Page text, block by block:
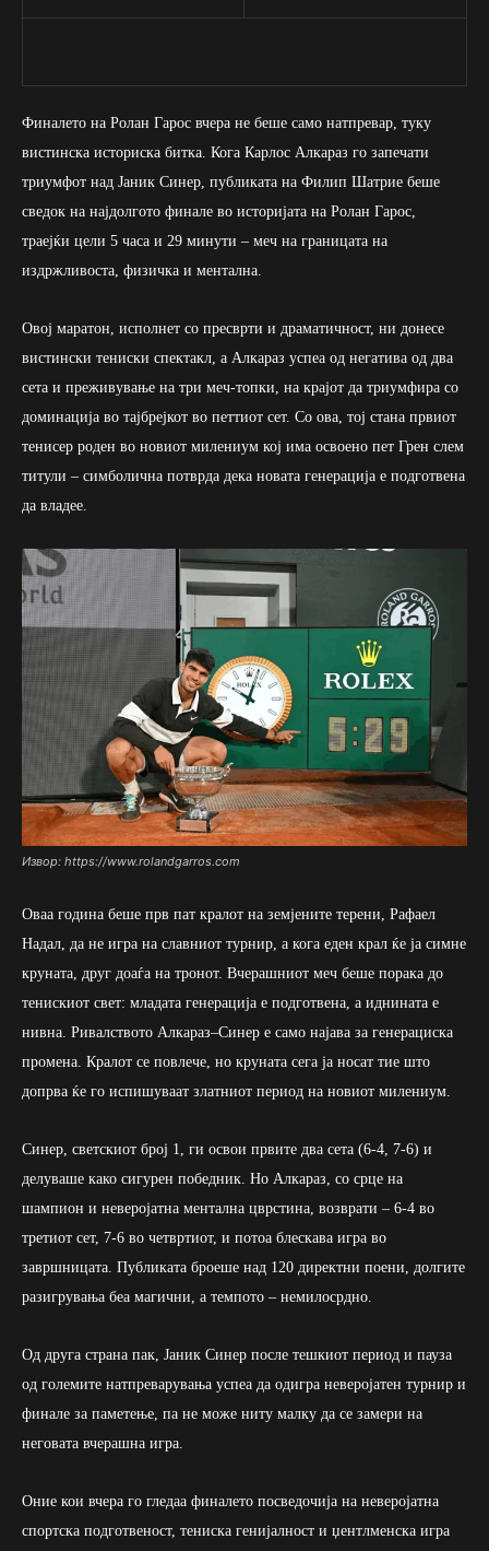
Финалето на Ролан Гарос вчера не беше само натпревар, туку
вистинска историска битка. Кога Карлос Алкараз го запечати
триумфот над Јаник Синер, публиката на Филип Шатрие беше
сведок на најдолгото финале во историјата на Ролан Гарос,
траејќи цели 5 часа и 29 минути – меч на границата на
издржливоста, физичка и ментална.
Овој маратон, исполнет со пресврти и драматичност, ни донесе
вистински тениски спектакл, а Алкараз успеа од негатива од два
сета и преживување на три меч-топки, на крајот да триумфира со
доминација во тајбрејкот во петтиот сет. Со ова, тој стана првиот
тенисер роден во новиот милениум кој има освоено пет Грен слем
титули – симболична потврда дека новата генерација е подготвена
да владее.
Извор: https://www.rolandgarros.com
Оваа година беше прв пат кралот на земјените терени, Рафаел
Надал, да не игра на славниот турнир, а кога еден крал ќе ја симне
круната, друг доаѓа на тронот. Вчерашниот меч беше порака до
тенискиот свет: младата генерација е подготвена, а иднината е
нивна. Ривалството Алкараз–Синер е само најава за генерациска
промена. Кралот се повлече, но круната сега ја носат тие што
допрва ќе го испишуваат златниот период на новиот милениум.
Синер, светскиот број 1, ги освои првите два сета (6-4, 7-6) и
делуваше како сигурен победник. Но Алкараз, со срце на
шампион и неверојатна ментална цврстина, возврати – 6-4 во
третиот сет, 7-6 во четвртиот, и потоа блескава игра во
завршницата. Публиката броеше над 120 директни поени, долгите
разигрувања беа магични, а темпото – немилосрдно.
Од друга страна пак, Јаник Синер после тешкиот период и пауза
од големите натпреварувања успеа да одигра неверојатен турнир и
финале за паметење, па не може ниту малку да се замери на
неговата вчерашна игра.
Оние кои вчера го гледаа финалето посведочија на неверојатна
спортска подготвеност, тениска генијалност и џентлменска игра